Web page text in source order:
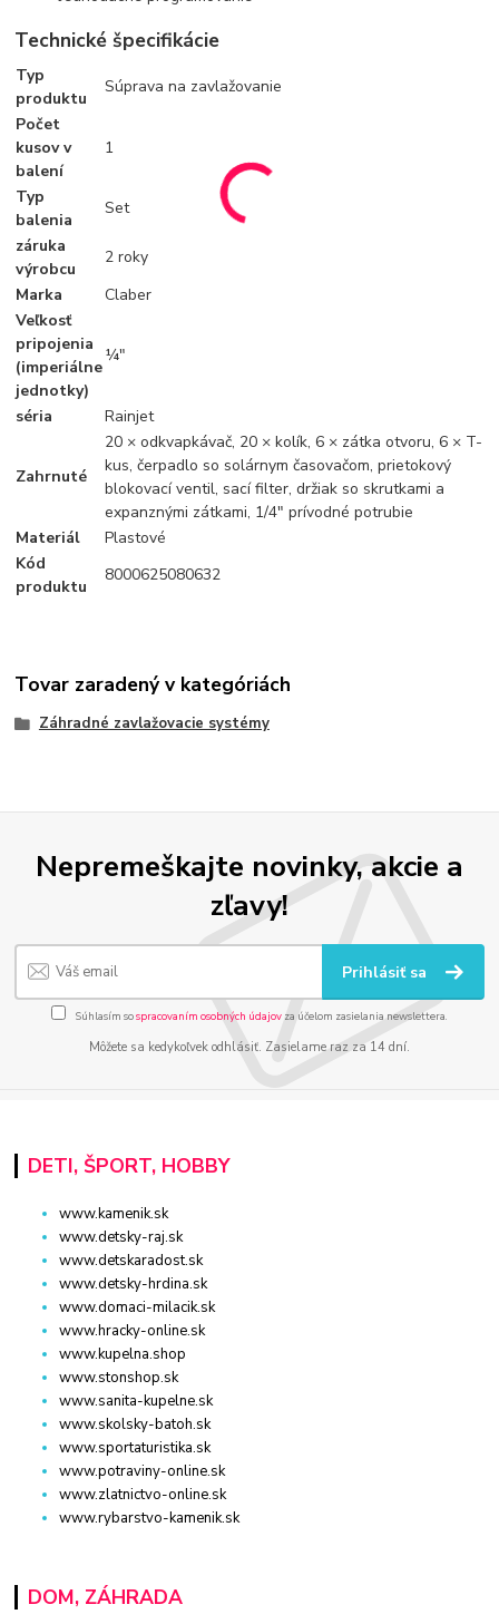
Technické špecifikácie
Typ
produktu
Súprava na zavlažovanie
Počet
kusov v
balení
1
Typ
balenia
Set
záruka
výrobcu
2 roky
Marka
Claber
Veľkosť
pripojenia
(imperiálne
jednotky)
¼"
séria Rainjet
Zahrnuté
20 × odkvapkávač, 20 × kolík, 6 × zátka otvoru, 6 × T-
kus, čerpadlo so solárnym časovačom, prietokový
blokovací ventil, sací filter, držiak so skrutkami a
expanznými zátkami, 1/4″ prívodné potrubie
Materiál
Plastové
Kód
produktu
8000625080632
Tovar zaradený v kategóriách
Záhradné zavlažovacie systémy
Nepremeškajte novinky, akcie a
zľavy!
Prihlásiť sa
Súhlasím sospracovaním osobných údajov za účelom zasielania newslettera.
Môžete sa kedykoľvek odhlásiť. Zasielame raz za 14 dní.
DETI, ŠPORT, HOBBY
www.kamenik.sk
www.detsky-raj.sk
www.detskaradost.sk
www.detsky-hrdina.sk
www.domaci-milacik.sk
www.hracky-online.sk
www.kupelna.shop
www.stonshop.sk
www.sanita-kupelne.sk
www.skolsky-batoh.sk
www.sportaturistika.sk
www.potraviny-online.sk
www.zlatnictvo-online.sk
www.rybarstvo-kamenik.sk
DOM, ZÁHRADA